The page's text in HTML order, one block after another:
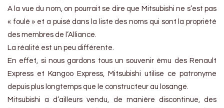
A la vue du nom, on pourrait se dire que Mitsubishi ne s’est pas
« foulé » et a puisé dans la liste des noms qui sont la propriété
des membres de l’Alliance.
La réalité est un peu différente.
En effet, si nous gardons tous un souvenir ému des Renault
Express et Kangoo Express, Mitsubishi utilise ce patronyme
depuis plus longtemps que le constructeur au losange.
Mitsubishi a d’ailleurs vendu, de manière discontinue, des